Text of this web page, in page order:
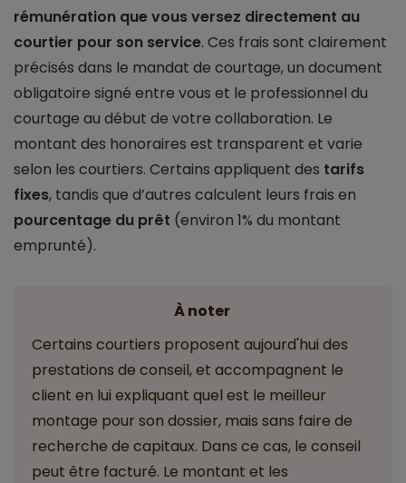
rémunération que vous versez directement au
courtier pour son service. Ces frais sont clairement
précisés dans le mandat de courtage, un document
obligatoire signé entre vous et le professionnel du
courtage au début de votre collaboration. Le
montant des honoraires est transparent et varie
selon les courtiers. Certains appliquent des tarifs
fixes, tandis que d’autres calculent leurs frais en
pourcentage du prêt (environ 1% du montant
emprunté).
À noter
Certains courtiers proposent aujourd'hui des
prestations de conseil, et accompagnent le
client en lui expliquant quel est le meilleur
montage pour son dossier, mais sans faire de
recherche de capitaux. Dans ce cas, le conseil
peut être facturé. Le montant et les